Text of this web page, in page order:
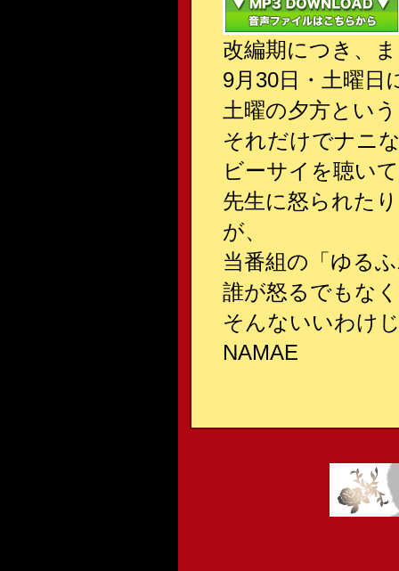
改編期につき、
9月30日・土曜日
土曜の夕方とい
それだけでナニ
ビーサイを聴い
先生に怒られた
が、
当番組の「ゆる
誰が怒るでもな
そんないいわけ
NAMAE